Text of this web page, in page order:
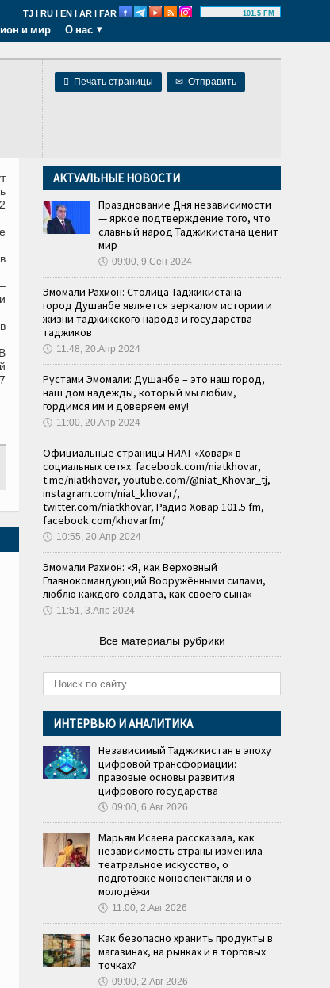
TJ | RU | EN | AR | FAR 101.5 FM
и мир О нас
 Печать страницы ✉ Отправить
АКТУАЛЬНЫЕ НОВОСТИ
Празднование Дня независимости
— яркое подтверждение того, что
славный народ Таджикистана ценит
мир
🕔 09:00, 9.Сен 2024
Эмомали Рахмон: Столица Таджикистана —
город Душанбе является зеркалом истории и
жизни таджикского народа и государства
таджиков
🕔 11:48, 20.Апр 2024
Рустами Эмомали: Душанбе – это наш город,
наш дом надежды, который мы любим,
гордимся им и доверяем ему!
🕔 11:00, 20.Апр 2024
Официальные страницы НИАТ «Ховар» в
социальных сетях: facebook.com/niatkhovar,
t.me/niatkhovar, youtube.com/@niat_Khovar_tj,
instagram.com/niat_khovar/,
twitter.com/niatkhovar, Радио Ховар 101.5 fm,
facebook.com/khovarfm/
🕔 10:55, 20.Апр 2024
Эмомали Рахмон: «Я, как Верховный
Главнокомандующий Вооружёнными силами,
люблю каждого солдата, как своего сына»
🕔 11:51, 3.Апр 2024
Все материалы рубрики
ИНТЕРВЬЮ И АНАЛИТИКА
Независимый Таджикистан в эпоху
цифровой трансформации:
правовые основы развития
цифрового государства
🕔 09:00, 6.Авг 2026
Марьям Исаева рассказала, как
независимость страны изменила
театральное искусство, о
подготовке моноспектакля и о
молодёжи
🕔 11:00, 2.Авг 2026
Как безопасно хранить продукты в
магазинах, на рынках и в торговых
точках?
🕔 09:00, 2.Авг 2026